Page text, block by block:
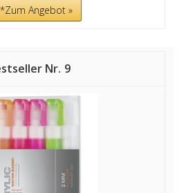
*Zum Angebot »
9